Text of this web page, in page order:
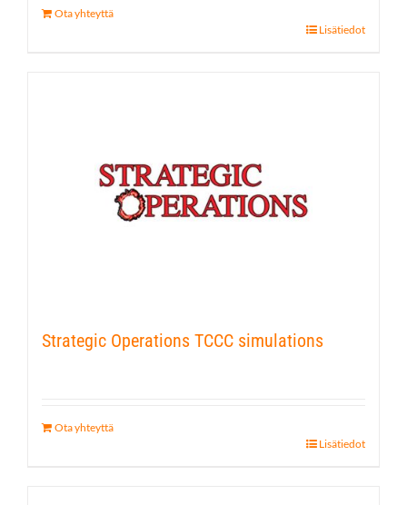
Ota yhteyttä
Lisätiedot
Strategic Operations TCCC simulations
Ota yhteyttä
Lisätiedot